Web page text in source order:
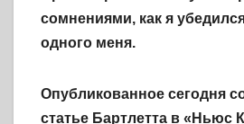
сомнениями, как я
одного меня.
Опубликованное сегодня
статье Бартлетта в «Ньюс